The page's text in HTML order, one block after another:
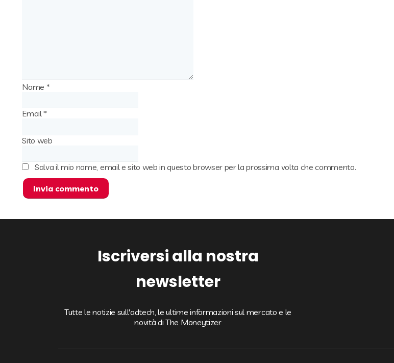
Nome *
Email*
Sito web
Salva il mio nome, email e sito web in questo browser per la prossima volta che commento.
Iscriversi alla nostra
newsletter
Tutte le notizie sull'adtech, le ultime informazioni sul mercato e le
novità di The Moneytizer